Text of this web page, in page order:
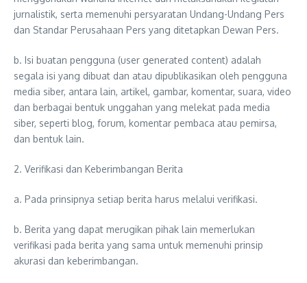
jurnalistik, serta memenuhi persyaratan Undang-Undang Pers
dan Standar Perusahaan Pers yang ditetapkan Dewan Pers.
b. Isi buatan pengguna (user generated content) adalah
segala isi yang dibuat dan atau dipublikasikan oleh pengguna
media siber, antara lain, artikel, gambar, komentar, suara, video
dan berbagai bentuk unggahan yang melekat pada media
siber, seperti blog, forum, komentar pembaca atau pemirsa,
dan bentuk lain.
2. Verifikasi dan Keberimbangan Berita
a. Pada prinsipnya setiap berita harus melalui verifikasi.
b. Berita yang dapat merugikan pihak lain memerlukan
verifikasi pada berita yang sama untuk memenuhi prinsip
akurasi dan keberimbangan.